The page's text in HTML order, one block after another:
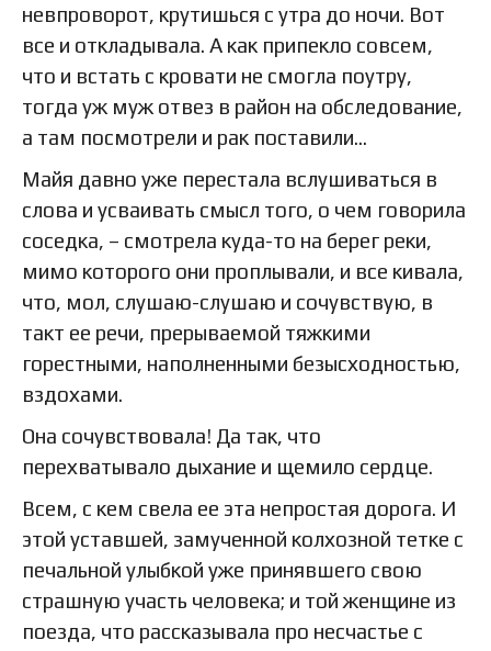
невпроворот, крутишься с утра до ночи. Вот
все и откладывала. А как припекло совсем,
что и встать с кровати не смогла поутру,
тогда уж муж отвез в район на обследование,
а там посмотрели и рак поставили…
Майя давно уже перестала вслушиваться в
слова и усваивать смысл того, о чем говорила
соседка, – смотрела куда-то на берег реки,
мимо которого они проплывали, и все кивала,
что, мол, слушаю-слушаю и сочувствую, в
такт ее речи, прерываемой тяжкими
горестными, наполненными безысходностью,
вздохами.
Она сочувствовала! Да так, что
перехватывало дыхание и щемило сердце.
Всем, с кем свела ее эта непростая дорога. И
этой уставшей, замученной колхозной тетке с
печальной улыбкой уже принявшего свою
страшную участь человека; и той женщине из
поезда, что рассказывала про несчастье с